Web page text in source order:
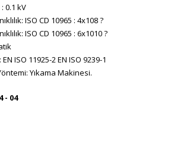
0.1 kV
ISO CD 10965 : 4x108 ?
ISO CD 10965 : 6x1010 ?
ISO 11925-2 EN ISO 9239-1
Yıkama Makinesi.
- 04